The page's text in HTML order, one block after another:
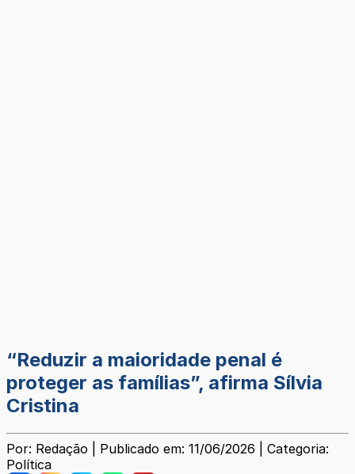
“Reduzir a maioridade penal é
proteger as famílias”, afirma Sílvia
Cristina
Por: Redação | Publicado em: 11/06/2026 | Categoria:
Política